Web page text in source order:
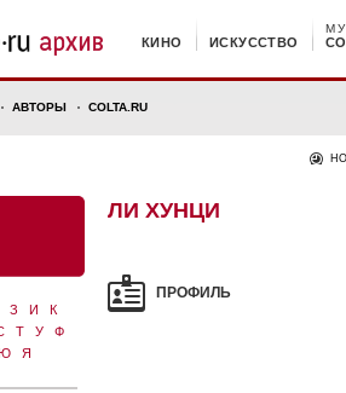
КИНО ИСКУССТВО
АВТОРЫ COLTA.RU
З И
К
Т У
Ф
Я
ЛИ ХУНЦИ
ПРОФИЛЬ